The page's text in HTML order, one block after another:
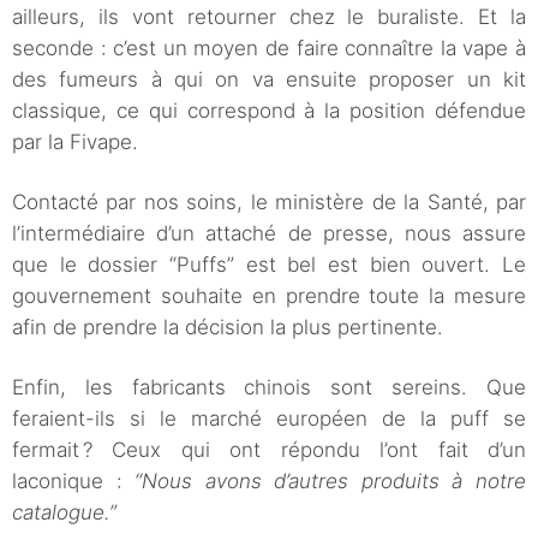
ailleurs, ils vont retourner chez le buraliste. Et la
seconde : c’est un moyen de faire connaître la vape à
des fumeurs à qui on va ensuite proposer un kit
classique, ce qui correspond à la position défendue
par la Fivape.
Contacté par nos soins, le ministère de la Santé, par
l’intermédiaire d’un attaché de presse, nous assure
que le dossier “Puffs” est bel est bien ouvert. Le
gouvernement souhaite en prendre toute la mesure
afin de prendre la décision la plus pertinente.
Enfin, les fabricants chinois sont sereins. Que
feraient-ils si le marché européen de la puff se
fermait ? Ceux qui ont répondu l’ont fait d’un
laconique : “Nous avons d’autres produits à notre
catalogue.”